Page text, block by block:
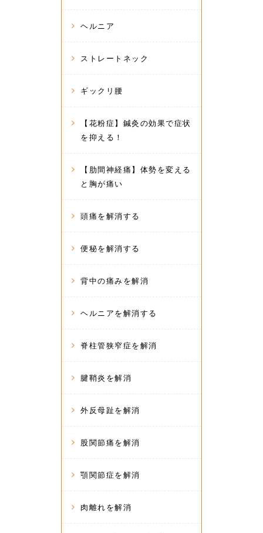
ヘルニア
ストレートネック
ギックリ腰
【花粉症】鍼灸の効果で症状
を抑える！
【肋間神経痛】体勢を変える
と胸が痛い
頭痛を解消する
便秘を解消する
背中の痛みを解消
ヘルニアを解消する
脊柱管狭窄症を解消
腱鞘炎を解消
外反母趾を解消
股関節痛を解消
顎関節症を解消
肉離れを解消